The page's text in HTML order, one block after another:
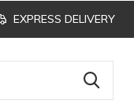
EXPRESS DELIVERY